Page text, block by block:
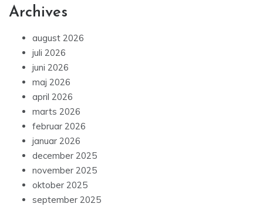
Archives
august 2026
juli 2026
juni 2026
maj 2026
april 2026
marts 2026
februar 2026
januar 2026
december 2025
november 2025
oktober 2025
september 2025